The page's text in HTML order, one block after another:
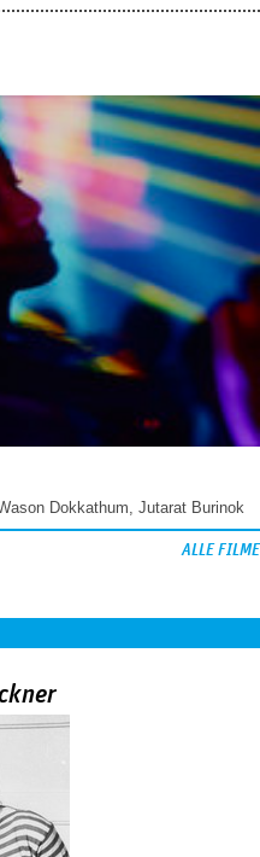
Dokkathum, Jutarat Burinok
ALLE FILME